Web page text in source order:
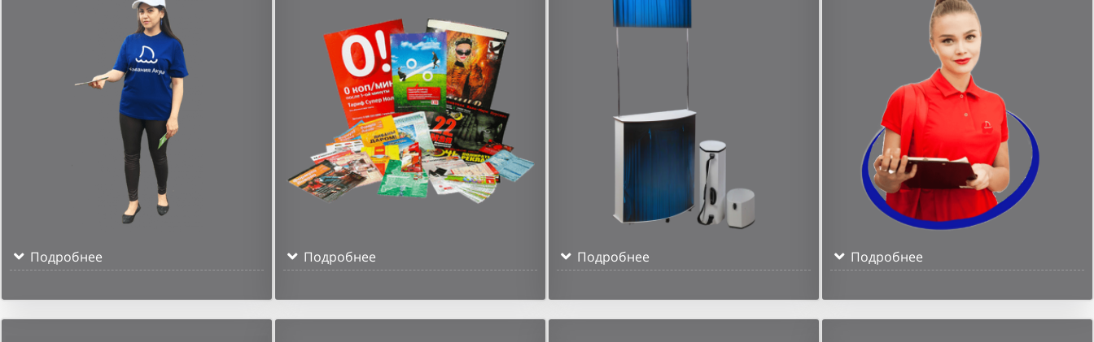
Подробнее Подробнее Подробнее Подробнее